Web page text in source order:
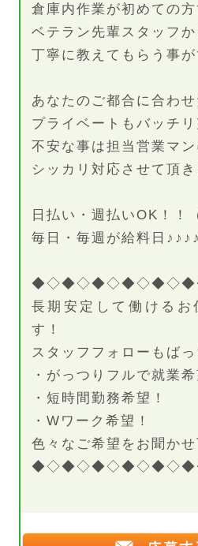
倉庫内作業が初めての
ベテラン先輩スタッフか
丁寧に教えてもらう事が
あなたのご都合に合わせ
プライベートもバッチ
不安な事は担当営業マン
シッカリ対応させて頂き
日払い・週払いOK！！
毎日・毎週が給料日♪♪♪♪
長期安定して働けるお
す！
スタッフフォローもばっ
・がっつりフルで就業希
・短時間勤務希望！
・Wワーク希望！
色々なご希望をお聞か